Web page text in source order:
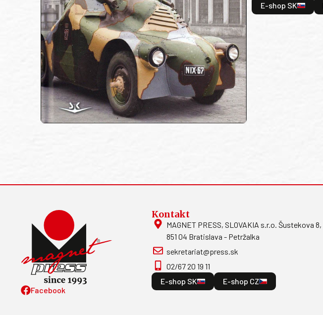
E-shop SK
Facebook
Kontakt
MAGNET PRESS, SLOVAKIA s.r.o. Šustekova 8,
851 04 Bratislava - Petržalka
sekretariat@press.sk
02/67 20 19 11
E-shop SK
E-shop CZ